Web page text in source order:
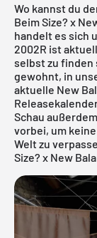
Wo kannst du
Beim Size? x
handelt es sich
2002R ist
selbst zu finden
gewohnt, in
aktuelle New
Schau
vorbei, um
Welt zu
Size? x New